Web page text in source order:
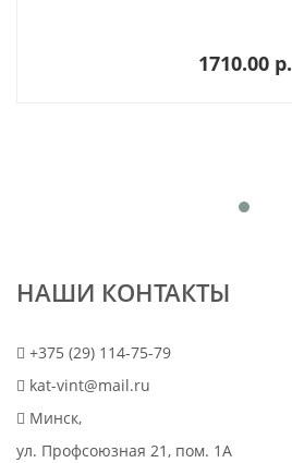
1710.00 p.
НАШИ КОНТАКТЫ
+375 (29) 114-75-79
kat-vint@mail.ru
Минск,
ул. Профсоюзная 21, пом. 1А